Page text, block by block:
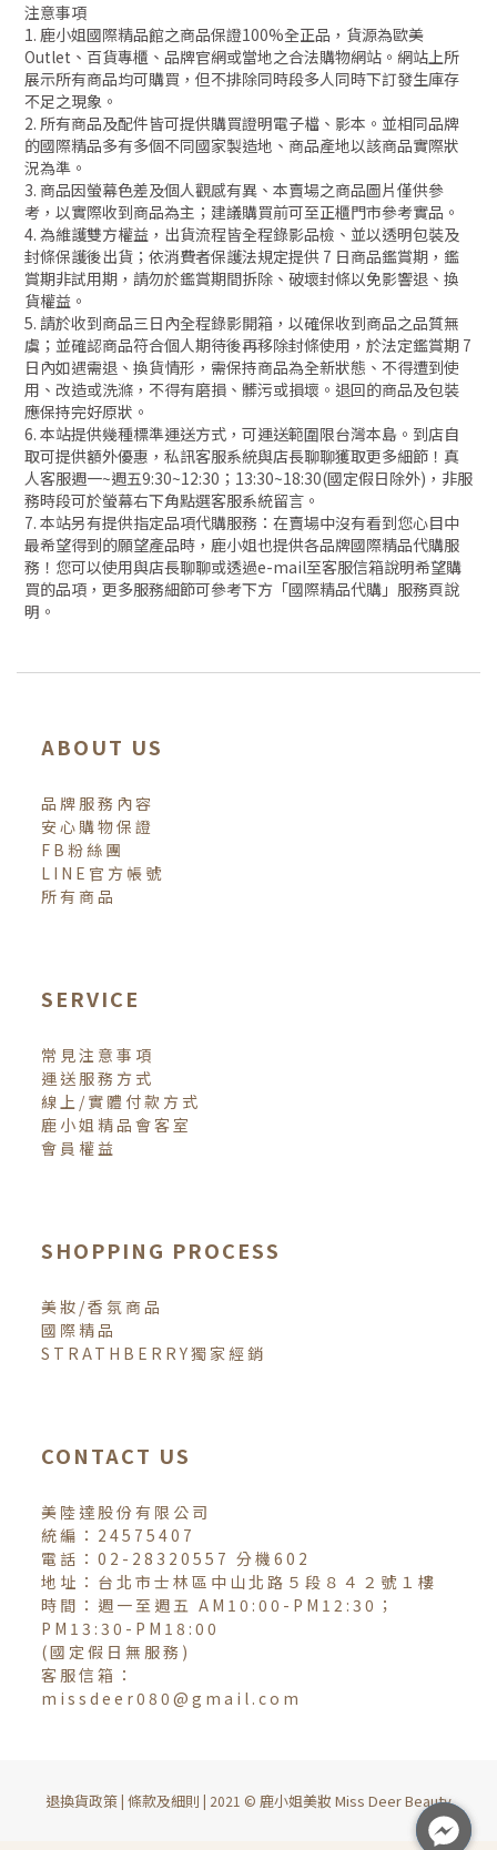
注意事項
1. 鹿小姐國際精品館之商品保證100%全正品，貨源為歐美
Outlet、百貨專櫃、品牌官網或當地之合法購物網站。網站上所
展示所有商品均可購買，但不排除同時段多人同時下訂發生庫存
不足之現象。
2. 所有商品及配件皆可提供購買證明電子檔、影本。並相同品牌
的國際精品多有多個不同國家製造地、商品產地以該商品實際狀
況為準。
3. 商品因螢幕色差及個人觀感有異、本賣場之商品圖片僅供參
考，以實際收到商品為主；建議購買前可至正櫃門市參考實品。
4. 為維護雙方權益，出貨流程皆全程錄影品檢、並以透明包裝及
封條保護後出貨；依消費者保護法規定提供 7 日商品鑑賞期，鑑
賞期非試用期，請勿於鑑賞期間拆除、破壞封條以免影響退、換
貨權益。
5. 請於收到商品三日內全程錄影開箱，以確保收到商品之品質無
虞；並確認商品符合個人期待後再移除封條使用，於法定鑑賞期 7
日內如遇需退、換貨情形，需保持商品為全新狀態、不得遭到使
用、改造或洗滌，不得有磨損、髒污或損壞。退回的商品及包裝
應保持完好原狀。
6. 本站提供幾種標準運送方式，可運送範圍限台灣本島。到店自
取可提供額外優惠，私訊客服系統與店長聊聊獲取更多細節！真
人客服週一~週五9:30~12:30；13:30~18:30(國定假日除外)，非服
務時段可於螢幕右下角點選客服系統留言。
7. 本站另有提供指定品項代購服務：在賣場中沒有看到您心目中
最希望得到的願望產品時，鹿小姐也提供各品牌國際精品代購服
務！您可以使用與店長聊聊或透過e-mail至客服信箱說明希望購
買的品項，更多服務細節可參考下方「國際精品代購」服務頁說
明。
ABOUT US
品牌服務內容
安心購物保證
FB粉絲團
LINE官方帳號
所有商品
SERVICE
常見注意事項
運送服務方式
線上/實體付款方式
鹿小姐精品會客室
會員權益
SHOPPING PROCESS
美妝/香氛商品
國際精品
STRATHBERRY獨家經銷
CONTACT US
美陸達股份有限公司
統編：24575407
電話：02-28320557 分機602
地址：台北市士林區中山北路５段８４２號１樓
時間：週一至週五 AM10:00-PM12:30；
PM13:30-PM18:00
(國定假日無服務)
客服信箱：
missdeer080@gmail.com
退換貨政策| 條款及細則 | 2021 © 鹿小姐美妝 Miss Deer Beauty